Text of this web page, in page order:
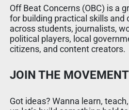
Off Beat Concerns (OBC) is a
for building practical skills and
across students, journalists,
political players, local
citizens, and content creators.
JOIN THE MOVEMENT
Got ideas? Wanna learn,